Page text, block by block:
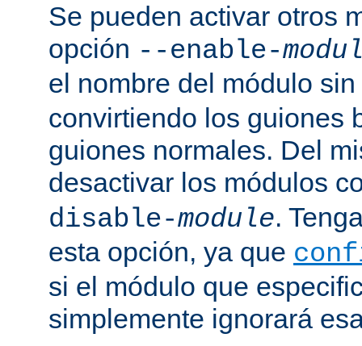
Se pueden activar otros
opción --enable-
el nombre del módulo
convirtiendo los guiones
guiones normales. Del
desactivar los módulos
disable-module.
esta opción, ya que
si el módulo que
simplemente ignorará